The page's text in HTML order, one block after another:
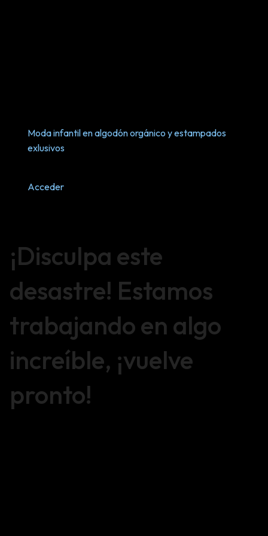
Moda infantil en algodón orgánico y estampados
exlusivos
Acceder
¡Disculpa este
desastre! Estamos
trabajando en algo
increíble, ¡vuelve
pronto!